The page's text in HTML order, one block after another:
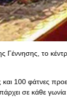
Γέννησης, το
100 φάτνες
σε κάθε